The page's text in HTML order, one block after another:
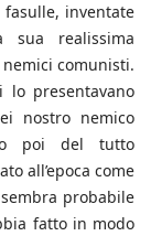
inventate
realissima
comunisti.
lo presentavano
nostro nemico
poi del tutto
all’epoca come
probabile
fatto in modo